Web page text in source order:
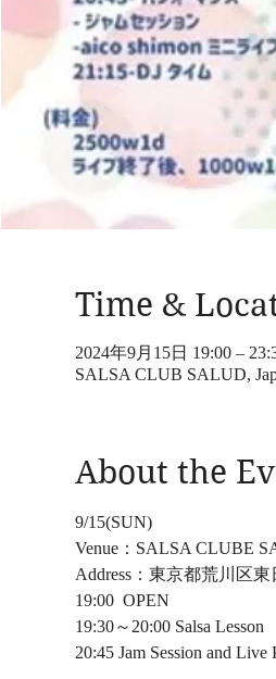
Time &
2024年9月15日 19:00 –
SALSA CLUB SALUD,
About the
9/15(SUN)
Venue：SALSA CLUBE
Address：東京都荒川区
19:00  OPEN
19:30～20:00 Salsa Lesson
20:45 Jam Session and Live